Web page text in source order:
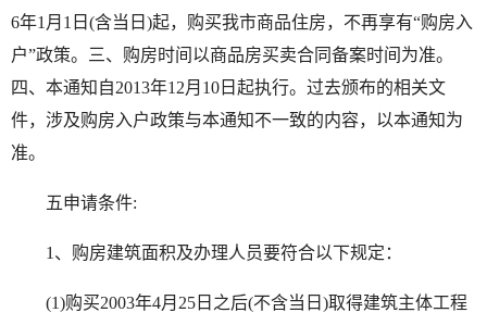
6年1月1日(含当日)起，购买我市商品住房，不再享有“购房入
户”政策。三、购房时间以商品房买卖合同备案时间为准。
四、本通知自2013年12月10日起执行。过去颁布的相关文
件，涉及购房入户政策与本通知不一致的内容，以本通知为
准。
五申请条件:
1、购房建筑面积及办理人员要符合以下规定：
(1)购买2003年4月25日之后(不含当日)取得建筑主体工程